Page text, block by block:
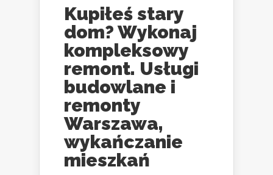
Kupiłeś stary
dom? Wykonaj
kompleksowy
remont. Usługi
budowlane i
remonty
Warszawa,
wykańczanie
mieszkań